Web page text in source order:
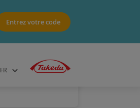
Entrez votre code
FR